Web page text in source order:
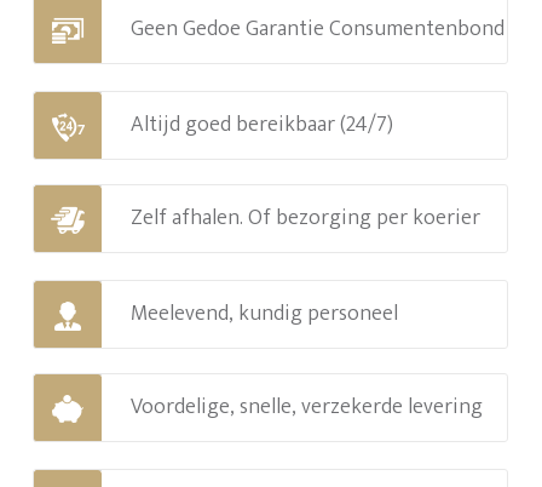
Geen Gedoe Garantie Consumentenbond
Altijd goed bereikbaar (24/7)
Zelf afhalen. Of bezorging per koerier
Meelevend, kundig personeel
Voordelige, snelle, verzekerde levering